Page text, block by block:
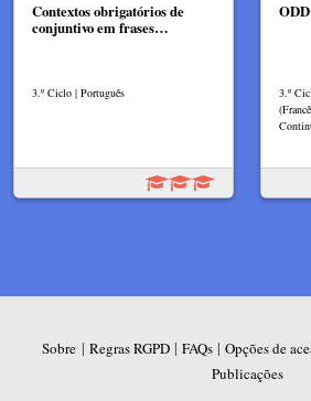
Contextos obrigatórios de
conjuntivo em frases…
3.º Ciclo | Português
3.º
Sobre | Regras RGPD| FAQs| Opções de
Publicações